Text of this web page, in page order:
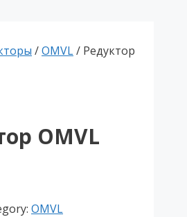
/OMVL/ Редуктор
OMVL
OMVL